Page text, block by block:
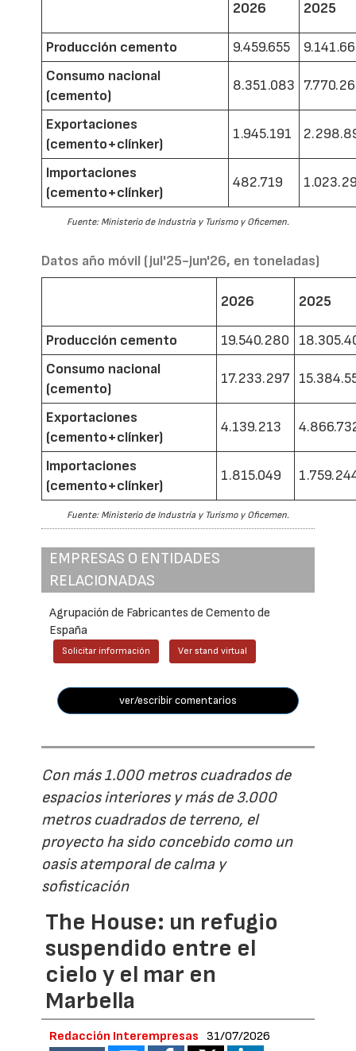
2026 2025
Producción cemento 9.459.655
Consumo nacional
(cemento)
8.351.083
Exportaciones
(cemento+clínker)
1.945.191
Importaciones
(cemento+clínker)
482.719
Fuente: Ministerio de Industria y Turismo y Oficemen.
Datos año móvil (jul'25-jun'26, en toneladas)
2026 2025
Producción cemento 19.540.280
Consumo nacional
(cemento)
17.233.297
Exportaciones
(cemento+clínker)
4.139.213
Importaciones
(cemento+clínker)
1.815.049
Fuente: Ministerio de Industria y Turismo y Oficemen.
EMPRESAS O ENTIDADES
RELACIONADAS
Agrupación de Fabricantes de Cemento de
España
Solicitar información Ver stand virtual
ver/escribir comentarios
Con más 1.000 metros cuadrados de
espacios interiores y más de 3.000
metros cuadrados de terreno, el
proyecto ha sido concebido como un
oasis atemporal de calma y
sofisticación
The House: un refugio
suspendido entre el
cielo y el mar en
Marbella
Redacción Interempresas 31/07/2026